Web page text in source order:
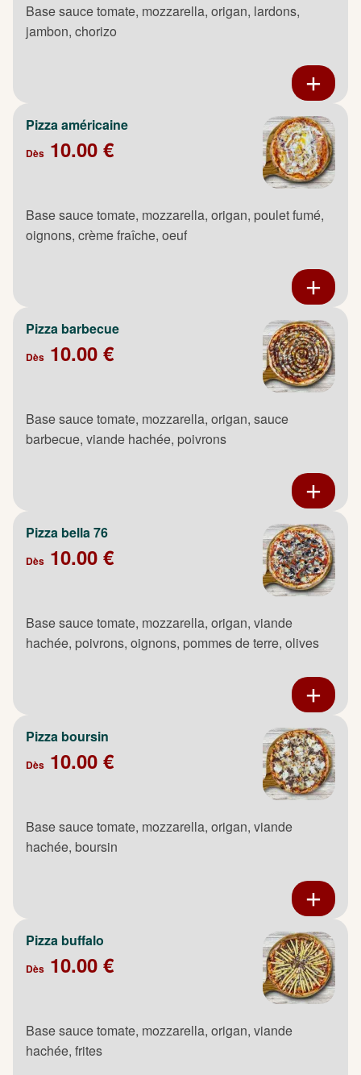
Base sauce tomate, mozzarella, origan, lardons,
jambon, chorizo
Pizza américaine
Dès 10.00 €
Base sauce tomate, mozzarella, origan, poulet fumé,
oignons, crème fraîche, oeuf
Pizza barbecue
Dès 10.00 €
Base sauce tomate, mozzarella, origan, sauce
barbecue, viande hachée, poivrons
Pizza bella 76
Dès 10.00 €
Base sauce tomate, mozzarella, origan, viande
hachée, poivrons, oignons, pommes de terre, olives
Pizza boursin
Dès 10.00 €
Base sauce tomate, mozzarella, origan, viande
hachée, boursin
Pizza buffalo
Dès 10.00 €
Base sauce tomate, mozzarella, origan, viande
hachée, frites